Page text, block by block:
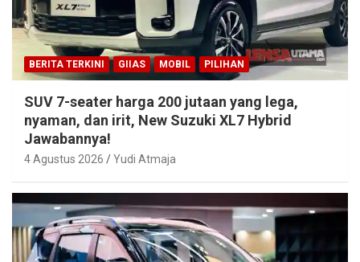
BERITA TERKINI GIIAS MOBIL PILIHAN
SUV 7-seater harga 200 jutaan yang lega,
nyaman, dan irit, New Suzuki XL7 Hybrid
Jawabannya!
4 Agustus 2026 Yudi Atmaja